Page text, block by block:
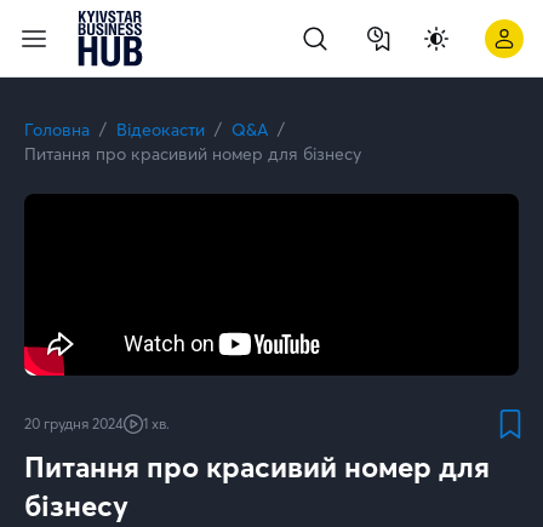
Головна Відеокасти
Q&A
Питання про красивий номер для бізнесу
20 грудня 2024 1 хв.
Питання про красивий номер для
бізнесу
Як саме працює RTK-сигнал? | Kyivstar Business Hub